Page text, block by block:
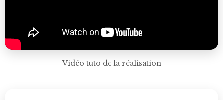
Vidéo tuto de la réalisation